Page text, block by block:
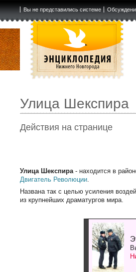
Вы не представились системе
Улица Шекспира
Действия на странице
Улица Шекспира- находится в
Двигатель Революции.
Названа так с целью усиления
из крупнейших драматургов мира.